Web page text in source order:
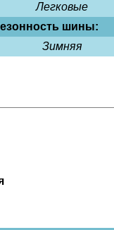
Легковые
шины:
Зимняя